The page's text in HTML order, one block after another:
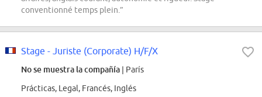
conventionné temps plein.”
Stage - Juriste (Corporate) H/F/X
No se muestra la compañía | París
Prácticas, Legal, Francés, Inglés